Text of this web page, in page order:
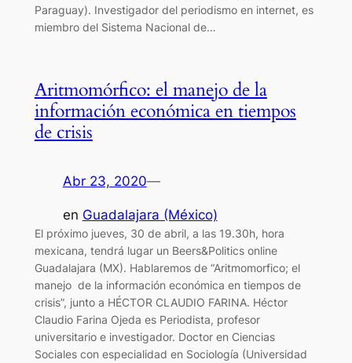
Paraguay). Investigador del periodismo en internet, es
miembro del Sistema Nacional de…
Aritmomórfico: el manejo de la
información económica en tiempos
de crisis
Abr 23, 2020—
en Guadalajara (México)
El próximo jueves, 30 de abril, a las 19.30h, hora
mexicana, tendrá lugar un Beers&Politics online
Guadalajara (MX). Hablaremos de “Aritmomorfico; el
manejo de la información económica en tiempos de
crisis”, junto a HÉCTOR CLAUDIO FARINA. Héctor
Claudio Farina Ojeda es Periodista, profesor
universitario e investigador. Doctor en Ciencias
Sociales con especialidad en Sociología (Universidad